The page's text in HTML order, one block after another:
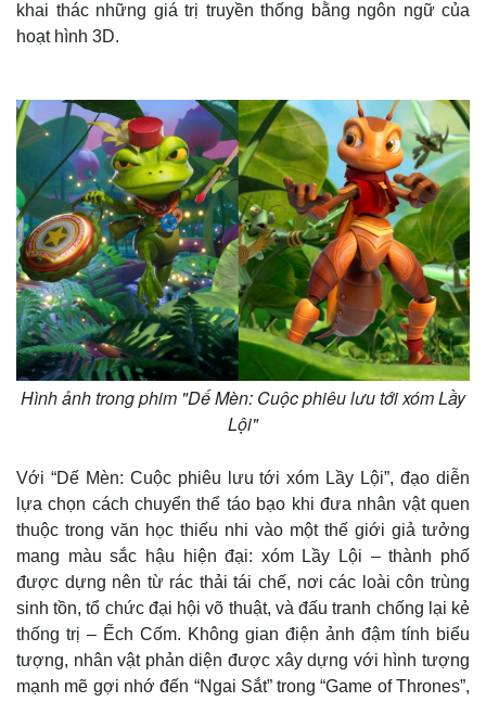
khai thác những giá trị truyền thống bằng ngôn ngữ của
hoạt hình 3D.
Hình ảnh trong phim "Dế Mèn: Cuộc phiêu lưu tới xóm Lầy
Lội"
Với “Dế Mèn: Cuộc phiêu lưu tới xóm Lầy Lội”, đạo diễn
lựa chọn cách chuyển thể táo bạo khi đưa nhân vật quen
thuộc trong văn học thiếu nhi vào một thế giới giả tưởng
mang màu sắc hậu hiện đại: xóm Lầy Lội – thành phố
được dựng nên từ rác thải tái chế, nơi các loài côn trùng
sinh tồn, tổ chức đại hội võ thuật, và đấu tranh chống lại kẻ
thống trị – Ếch Cốm. Không gian điện ảnh đậm tính biểu
tượng, nhân vật phản diện được xây dựng với hình tượng
mạnh mẽ gợi nhớ đến “Ngai Sắt” trong “Game of Thrones”,